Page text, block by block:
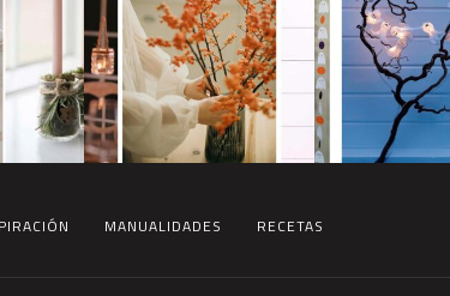
MANUALIDADES RECETAS